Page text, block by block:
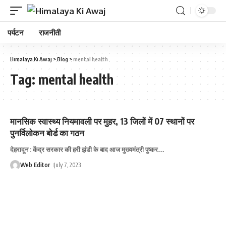
पर्यटन राजनीती
Himalaya Ki Awaj >Blog >mental health
Tag: mental health
मानसिक स्वास्थ्य नियमावली पर मुहर, 13 जिलों में 07 स्थानों पर
पुनर्विलोकन बोर्ड का गठन
देहरादून : केंद्र सरकार की हरी झंडी के बाद आज मुख्यमंत्री पुष्कर…
Web Editor July 7, 2023